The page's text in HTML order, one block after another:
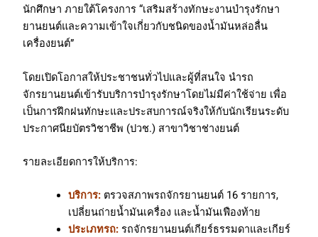
นักศึกษา ภายใต้โครงการ “เสริมสร้างทักษะงานบำรุงรักษา
ยานยนต์และความเข้าใจเกี่ยวกับชนิดของน้ำมันหล่อลื่น
เครื่องยนต์”
โดยเปิดโอกาสให้ประชาชนทั่วไปและผู้ที่สนใจ นำรถ
จักรยานยนต์เข้ารับบริการบำรุงรักษาโดยไม่มีค่าใช้จ่าย เพื่อ
เป็นการฝึกฝนทักษะและประสบการณ์จริงให้กับนักเรียนระดับ
ประกาศนียบัตรวิชาชีพ (ปวช.) สาขาวิชาช่างยนต์
รายละเอียดการให้บริการ:
บริการ: ตรวจสภาพรถจักรยานยนต์ 16 รายการ,
เปลี่ยนถ่ายน้ำมันเครื่อง และน้ำมันเฟืองท้าย
ประเภทรถ: รถจักรยานยนต์เกียร์ธรรมดาและเกียร์